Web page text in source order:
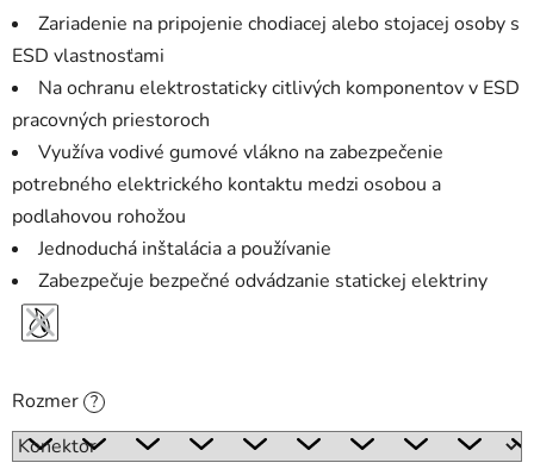
Zariadenie na pripojenie chodiacej alebo stojacej osoby s
ESD vlastnosťami
Na ochranu elektrostaticky citlivých komponentov v ESD
pracovných priestoroch
Využíva vodivé gumové vlákno na zabezpečenie
potrebného elektrického kontaktu medzi osobou a
podlahovou rohožou
Jednoduchá inštalácia a používanie
Zabezpečuje bezpečné odvádzanie statickej elektriny
Rozmer ?